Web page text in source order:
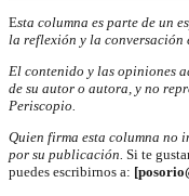
Esta columna es parte de un
la reflexión y la conversación
El contenido y las opiniones
de su autor o autora, y no
Periscopio.
Quien firma esta columna no
por su publicación. Si te
puedes escribirnos a: